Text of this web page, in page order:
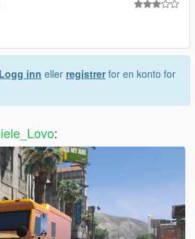
Logg inn eller registrerfor en konto for
: